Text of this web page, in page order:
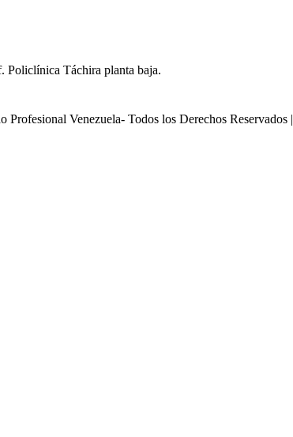
Policlínica Táchira planta baja.
Venezuela- Todos los Derechos Reservados |